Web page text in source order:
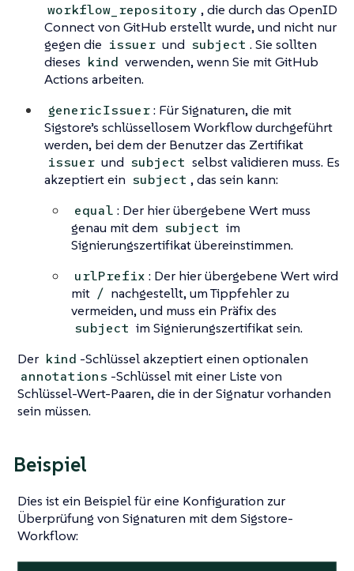
workflow_repository , die durch das OpenID
Connect von GitHub erstellt wurde, und nicht nur
gegen die issuer und subject . Sie sollten
dieses kind verwenden, wenn Sie mit GitHub
Actions arbeiten.
genericIssuer: Für Signaturen, die mit
Sigstore’s schlüssellosem Workflow durchgeführt
werden, bei dem der Benutzer das Zertifikat
issuer und subject selbst validieren muss. Es
akzeptiert ein subject , das sein kann:
equal : Der hier übergebene Wert muss
genau mit dem subject im
Signierungszertifikat übereinstimmen.
urlPrefix : Der hier übergebene Wert wird
mit / nachgestellt, um Tippfehler zu
vermeiden, und muss ein Präfix des
subject im Signierungszertifikat sein.
Der kind -Schlüssel akzeptiert einen optionalen
annotations -Schlüssel mit einer Liste von
Schlüssel-Wert-Paaren, die in der Signatur vorhanden
sein müssen.
Beispiel
Dies ist ein Beispiel für eine Konfiguration zur
Überprüfung von Signaturen mit dem Sigstore-
Workflow: